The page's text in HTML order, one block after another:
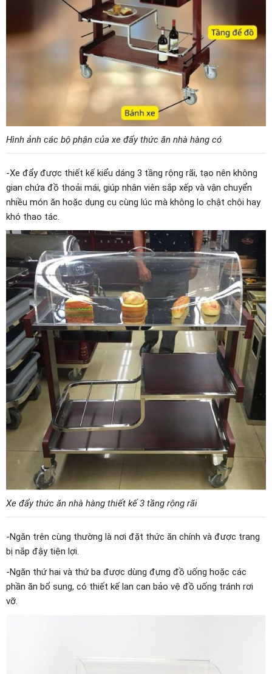
Hình ảnh các bộ phận của xe đẩy thức ăn nhà hàng có
-Xe đẩy được thiết kế kiểu dáng 3 tầng rộng rãi, tạo nên không
gian chứa đồ thoải mái, giúp nhân viên sắp xếp và vận chuyển
nhiều món ăn hoặc dụng cụ cùng lúc mà không lo chật chội hay
khó thao tác.
Xe đẩy thức ăn nhà hàng thiết kế 3 tầng rộng rãi
-Ngăn trên cùng thường là nơi đặt thức ăn chính và được trang
bị nắp đậy tiện lợi.
-Ngăn thứ hai và thứ ba được dùng đựng đồ uống hoặc các
phần ăn bổ sung, có thiết kế lan can bảo vệ đồ uống tránh rơi
vỡ.